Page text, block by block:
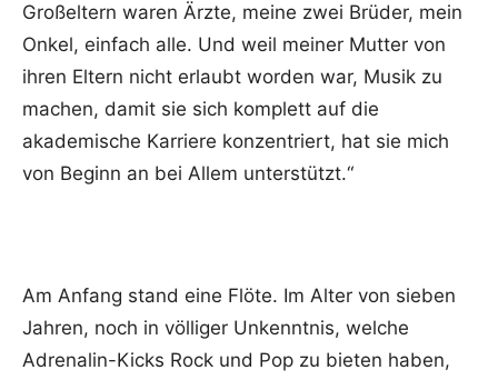
Großeltern waren Ärzte, meine zwei Brüder, mein
Onkel, einfach alle. Und weil meiner Mutter von
ihren Eltern nicht erlaubt worden war, Musik zu
machen, damit sie sich komplett auf die
akademische Karriere konzentriert, hat sie mich
von Beginn an bei Allem unterstützt.“
Am Anfang stand eine Flöte. Im Alter von sieben
Jahren, noch in völliger Unkenntnis, welche
Adrenalin-Kicks Rock und Pop zu bieten haben,